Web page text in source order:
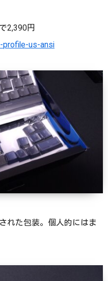
2,390円
us-ansi
れた包装。個人的にはま